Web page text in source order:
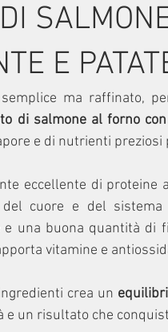
E
ma raffinato,
di salmone al forno
e di nutrienti preziosi
eccellente di proteine
cuore e del sistema
e una buona quantità di
vitamine e
crea un
un risultato che